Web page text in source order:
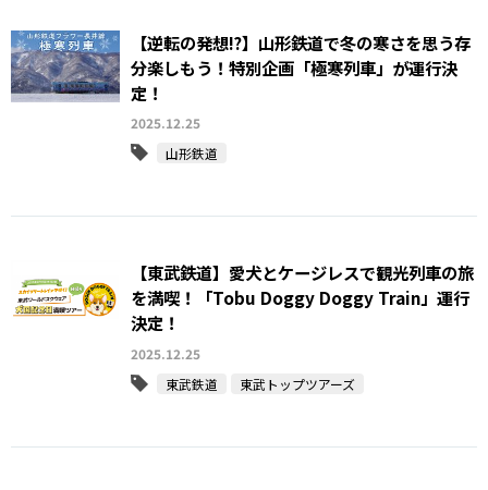
【逆転の発想⁉】山形鉄道で冬の寒さを思う存
分楽しもう！特別企画「極寒列車」が運行決
定！
2025.12.25
山形鉄道
【東武鉄道】愛犬とケージレスで観光列車の旅
を満喫！「Tobu Doggy Doggy Train」運行
決定！
2025.12.25
東武鉄道
東武トップツアーズ